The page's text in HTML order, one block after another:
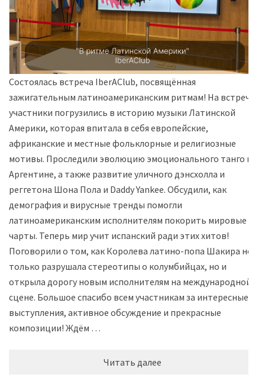
Состоялась встреча IberAClub, посвящённая
зажигательным латиноамериканским ритмам! На встрече
участники погрузились в историю музыки Латинской
Америки, которая впитала в себя европейские,
африканские и местные фольклорные и религиозные
мотивы. Проследили эволюцию эмоционального танго в
Аргентине, а также развитие уличного дэнсхолла и
реггетона Шона Пола и Daddy Yankee. Обсудили, как
демография и вирусные тренды помогли
латиноамериканским исполнителям покорить мировые
чарты. Теперь мир учит испанский ради этих хитов!
Поговорили о том, как Королева латино-попа Шакира не
только разрушала стереотипы о колумбийцах, но и
открыла дорогу новым исполнителям на международной
сцене. Большое спасибо всем участникам за интересные
выступления, активное обсуждение и прекрасные
композиции! Ждём …
Читать далее